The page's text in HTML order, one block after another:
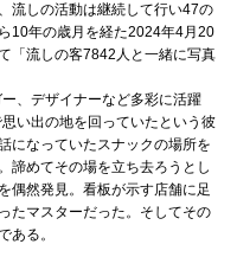
流しの活動は継続して行い47の
10年の歳月を経た2024年4月20
「流しの客7842人と一緒に写真
、デザイナーなど多彩に活躍
い出の地を回っていたという彼
になっていたスナックの場所を
諦めてその場を立ち去ろうとし
偶然発見。看板が示す店舗に足
たマスターだった。そしてその
ある。